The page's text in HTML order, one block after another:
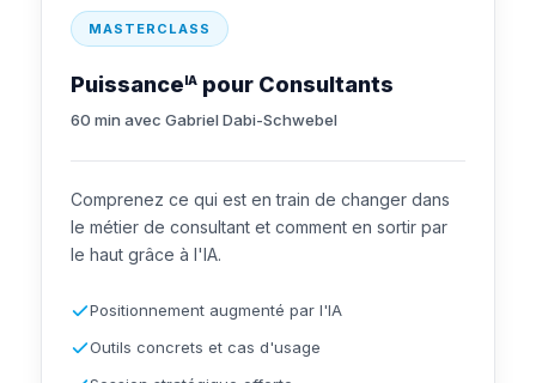
MASTERCLASS
Puissance IA pour Consultants
60 min avec Gabriel Dabi-Schwebel
Comprenez ce qui est en train de changer dans
le métier de consultant et comment en sortir par
le haut grâce à l'IA.
Positionnement augmenté par l'IA
Outils concrets et cas d'usage